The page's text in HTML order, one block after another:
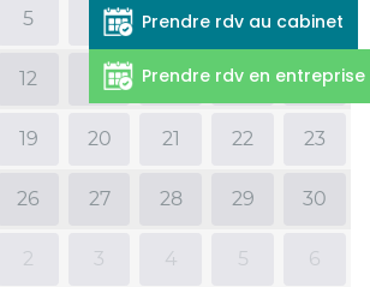
5 6 7 8 9
12 14 15 16
19 20 21 22 23
26 27 28 29 30
2 3 4 5 6
Prendre rdv au cabinet
Prendre rdv en entreprise